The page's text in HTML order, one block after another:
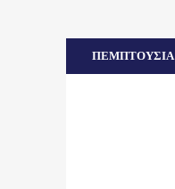
ΠΕΜΠΤΟΥΣΙΑ